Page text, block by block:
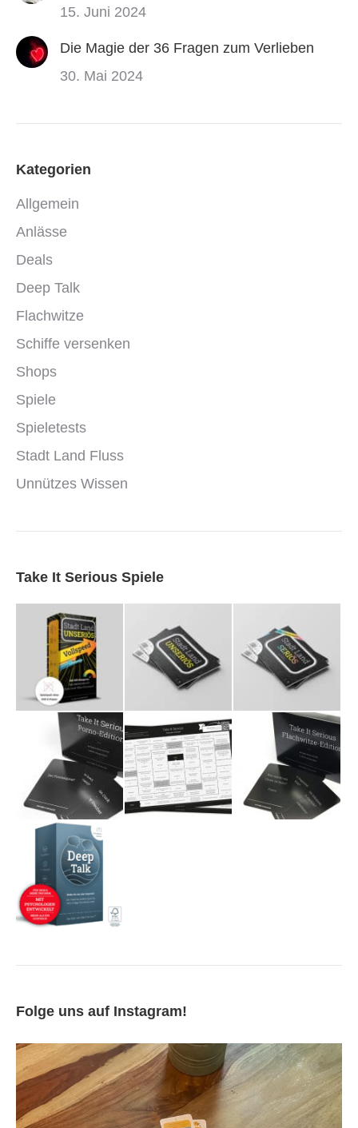
15. Juni 2024
Die Magie der 36 Fragen zum Verlieben
30. Mai 2024
Kategorien
Allgemein
Anlässe
Deals
Deep Talk
Flachwitze
Schiffe versenken
Shops
Spiele
Spieletests
Stadt Land Fluss
Unnützes Wissen
Take It Serious Spiele
Folge uns auf Instagram!